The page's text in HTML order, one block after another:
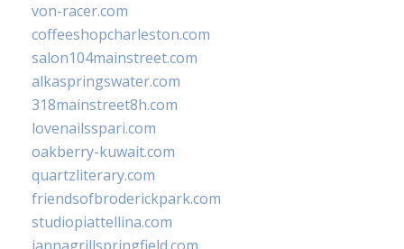
von-racer.com
coffeeshopcharleston.com
salon104mainstreet.com
alkaspringswater.com
318mainstreet8h.com
lovenailsspari.com
oakberry-kuwait.com
quartzliterary.com
friendsofbroderickpark.com
studiopiattellina.com